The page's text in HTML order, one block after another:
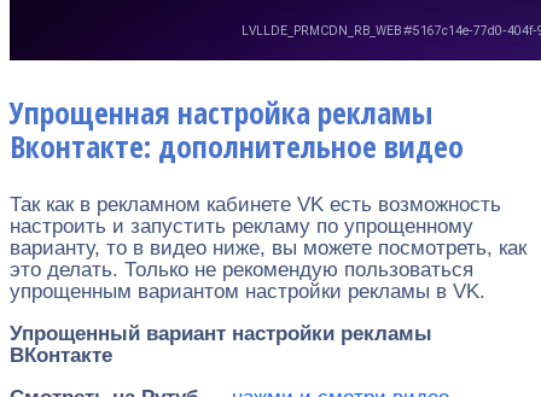
Упрощенная настройка рекламы
Вконтакте: дополнительное видео
Так как в рекламном кабинете VK есть возможность
настроить и запустить рекламу по упрощенному
варианту, то в видео ниже, вы можете посмотреть, как
это делать. Только не рекомендую пользоваться
упрощенным вариантом настройки рекламы в VK.
Упрощенный вариант настройки рекламы
ВКонтакте